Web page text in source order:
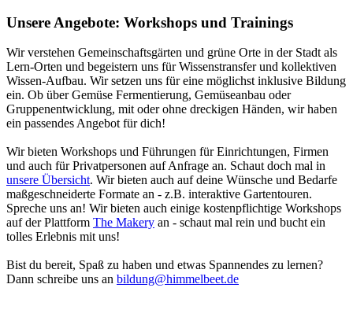
Unsere Angebote: Workshops und Trainings
Wir verstehen Gemeinschaftsgärten und grüne Orte in der Stadt als
Lern-Orten und begeistern uns für Wissenstransfer und kollektiven
Wissen-Aufbau. Wir setzen uns für eine möglichst inklusive Bildung
ein. Ob über Gemüse Fermentierung, Gemüseanbau oder
Gruppenentwicklung, mit oder ohne dreckigen Händen, wir haben
ein passendes Angebot für dich!
Wir bieten Workshops und Führungen für Einrichtungen, Firmen
und auch für Privatpersonen auf Anfrage an. Schaut doch mal in
unsere Übersicht. Wir bieten auch auf deine Wünsche und Bedarfe
maßgeschneiderte Formate an - z.B. interaktive Gartentouren.
Spreche uns an! Wir bieten auch einige kostenpflichtige Workshops
auf der Plattform The Makery an - schaut mal rein und bucht ein
tolles Erlebnis mit uns!
Bist du bereit, Spaß zu haben und etwas Spannendes zu lernen?
Dann schreibe uns an bildung@himmelbeet.de